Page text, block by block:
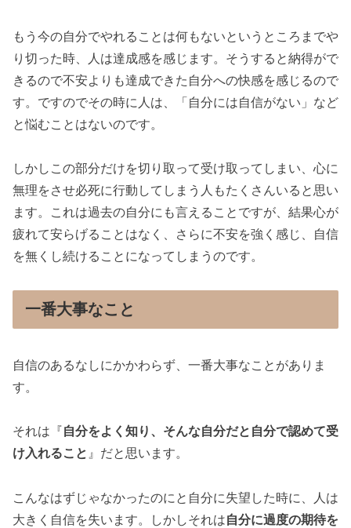
もう今の自分でやれることは何もないというところまでや
り切った時、人は達成感を感じます。そうすると納得がで
きるので不安よりも達成できた自分への快感を感じるので
す。ですのでその時に人は、「自分には自信がない」など
と悩むことはないのです。
しかしこの部分だけを切り取って受け取ってしまい、心に
無理をさせ必死に行動してしまう人もたくさんいると思い
ます。これは過去の自分にも言えることですが、結果心が
疲れて安らげることはなく、さらに不安を強く感じ、自信
を無くし続けることになってしまうのです。
一番大事なこと
自信のあるなしにかかわらず、一番大事なことがありま
す。
それは『 自分をよく知り、そんな自分だと自分で認めて受
け入れること 』だと思います。
こんなはずじゃなかったのにと自分に失望した時に、人は
大きく自信を失います。しかしそれは自分に過度の期待を